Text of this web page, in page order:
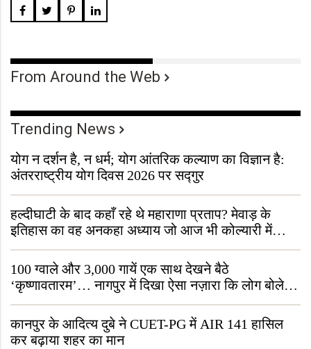
From Around the Web
Trending News
योग न दर्शन है, न धर्म; योग आंतरिक कल्याण का विज्ञान है:
अंतरराष्ट्रीय योग दिवस 2026 पर सद्गुर
हल्दीघाटी के बाद कहाँ रहे थे महाराणा प्रताप? मेवाड़ के
इतिहास का वह अनकहा अध्याय जो आज भी कोल्यारी में
जीवित है
100 ग्वाले और 3,000 गायें एक साथ देखने बैठे
‘कृष्णावतारम’… नागपुर में दिखा ऐसा नज़ारा कि लोग बोले,
“ऐसा तो सिर्फ़ कृष्ण ही कर सकते हैं”
कानपुर के आदित्य दुबे ने CUET-PG में AIR 141 हासिल
कर बढ़ाया शहर का मान